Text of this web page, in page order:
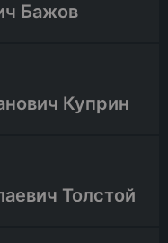
Бажов
Куприн
Толстой